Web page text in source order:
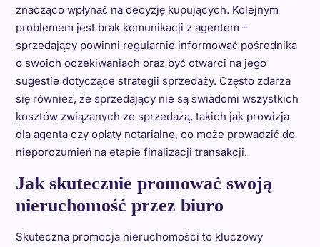
znacząco wpłynąć na decyzję kupujących. Kolejnym
problemem jest brak komunikacji z agentem –
sprzedający powinni regularnie informować pośrednika
o swoich oczekiwaniach oraz być otwarci na jego
sugestie dotyczące strategii sprzedaży. Często zdarza
się również, że sprzedający nie są świadomi wszystkich
kosztów związanych ze sprzedażą, takich jak prowizja
dla agenta czy opłaty notarialne, co może prowadzić do
nieporozumień na etapie finalizacji transakcji.
Jak skutecznie promować swoją
nieruchomość przez biuro
Skuteczna promocja nieruchomości to kluczowy